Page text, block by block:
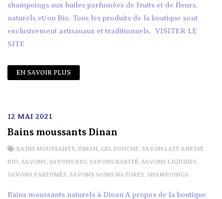
shampoings aux huiles parfumées de fruits et de fleurs,
naturels et/ou Bio. Tous les produits de la boutique sont
exclusivement artisanaux et traditionnels. VISITER LE
SITE
EN SAVOIR PLUS
12 MAI 2021
Bains moussants Dinan
BAINS MOUSSANTS, DINAN, GEL DOUCHE, SAVON LAIT ANESSE
BIO, SAVONS, SAVONS BIO, SAVONS KARITÉ, SAVONS LIQUIDES,
SAVONS PARFUMÉS, SAVONS SOINS NATURES, SHAMPOINGS
Bains moussants naturels à Dinan A propos de la boutique